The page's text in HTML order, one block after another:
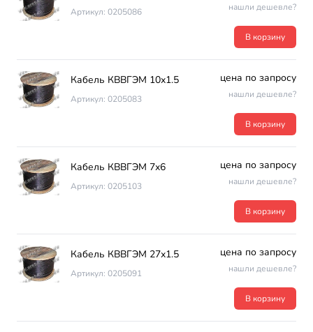
Артикул: 0205086 нашли дешевле?
В корзину
Кабель КВВГЭМ 10х1.5
Артикул: 0205083
цена по запросу
нашли дешевле?
В корзину
Кабель КВВГЭМ 7х6
Артикул: 0205103
цена по запросу
нашли дешевле?
В корзину
Кабель КВВГЭМ 27х1.5
Артикул: 0205091
цена по запросу
нашли дешевле?
В корзину